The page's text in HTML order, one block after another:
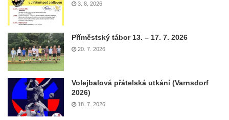
3. 8. 2026
Příměstský tábor 13. – 17. 7. 2026
20. 7. 2026
Volejbalová přátelská utkání (Varnsdorf
2026)
18. 7. 2026